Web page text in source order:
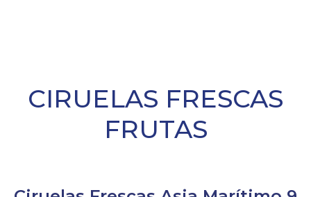
CIRUELAS FRESCAS
FRUTAS